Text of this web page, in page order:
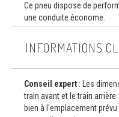
Ce pneu dispose de
une conduite économe.
INFORMATIONS
Conseil expert : Les
train avant et le train
bien à l'emplacement